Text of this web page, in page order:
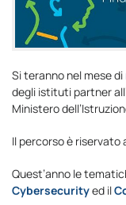
Si teranno nel mese di
degli istituti partner
Ministero
Il percorso è riservato
Quest’anno le
Cybersecurityed il